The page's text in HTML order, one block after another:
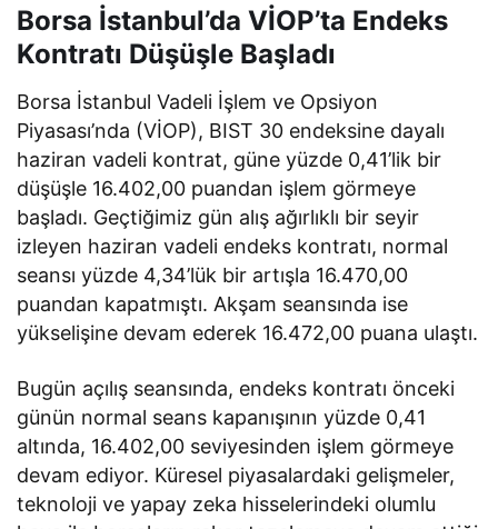
Borsa İstanbul’da VİOP’ta Endeks
Kontratı Düşüşle Başladı
Borsa İstanbul Vadeli İşlem ve Opsiyon
Piyasası’nda (VİOP), BIST 30 endeksine dayalı
haziran vadeli kontrat, güne yüzde 0,41’lik bir
düşüşle 16.402,00 puandan işlem görmeye
başladı. Geçtiğimiz gün alış ağırlıklı bir seyir
izleyen haziran vadeli endeks kontratı, normal
seansı yüzde 4,34’lük bir artışla 16.470,00
puandan kapatmıştı. Akşam seansında ise
yükselişine devam ederek 16.472,00 puana ulaştı.
Bugün açılış seansında, endeks kontratı önceki
günün normal seans kapanışının yüzde 0,41
altında, 16.402,00 seviyesinden işlem görmeye
devam ediyor. Küresel piyasalardaki gelişmeler,
teknoloji ve yapay zeka hisselerindeki olumlu